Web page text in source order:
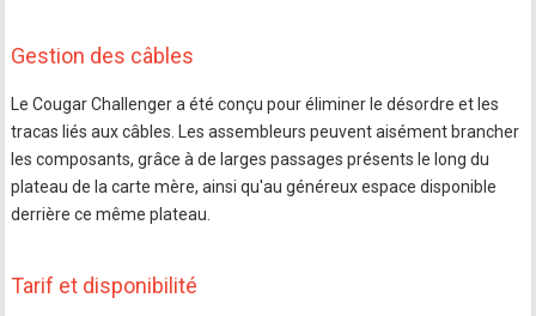
Gestion des câbles
Le Cougar Challenger a été conçu pour éliminer le désordre et les
tracas liés aux câbles. Les assembleurs peuvent aisément brancher
les composants, grâce à de larges passages présents le long du
plateau de la carte mère, ainsi qu'au généreux espace disponible
derrière ce même plateau.
Tarif et disponibilité